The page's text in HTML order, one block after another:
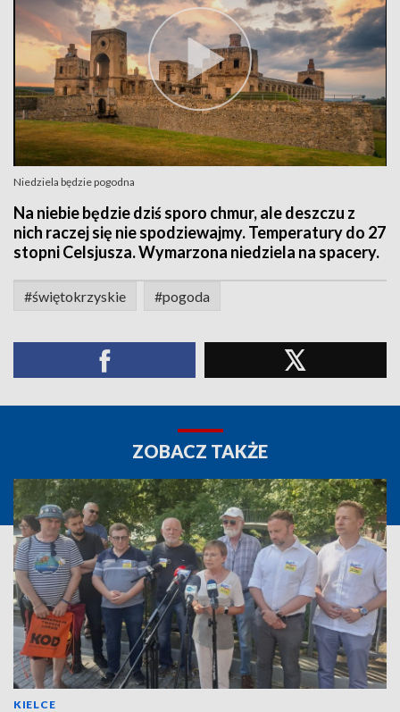
Niedziela będzie pogodna
Na niebie będzie dziś sporo chmur, ale deszczu z
nich raczej się nie spodziewajmy. Temperatury do 27
stopni Celsjusza. Wymarzona niedziela na spacery.
#świętokrzyskie #pogoda
ZOBACZ TAKŻE
KIELCE